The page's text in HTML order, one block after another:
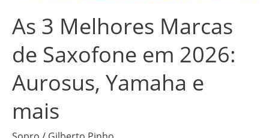
As 3 Melhores Marcas
de Saxofone em 2026:
Aurosus, Yamaha e
mais
Aurosus,
Yamaha
e
mais